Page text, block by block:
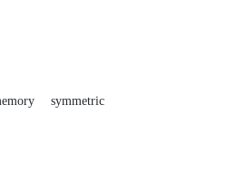
symmetric